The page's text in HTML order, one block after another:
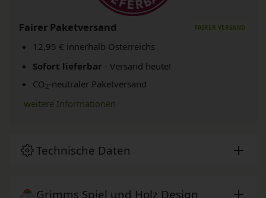
Fairer Paketversand
12,95 € innerhalb Österreichs
Sofort lieferbar - Versand heute!
CO2-neutraler Paketversand
weitere Informationen
Technische Daten
Grimms Spiel und Holz Design